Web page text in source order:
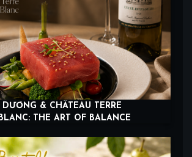
& CHÂTEAU TERRE
THE ART OF BALANCE